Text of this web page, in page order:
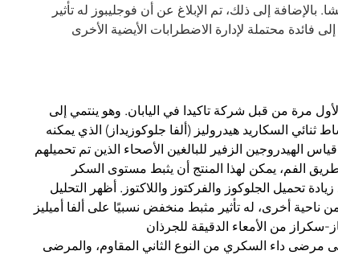
إلى ذلك، تم الإبلاغ عن أن فوجليبوز له تأثير
فائدة محتملة لإدارة الاضطرابات الأيضية الأخرى
مرة من قبل شركة تاكيدا في اليابان. وهو ينتمي إلى
السكاريد هيدروليز (ألفا جلوكوزيداز) الذي يمكنه
الهيدروجين الزفير للبالغين الأصحاء الذين تم تحميلهم
الفم، يمكن لهذا المنتج أن يثبط مستوى السكر
تحميل الجلوكوز والفركتوز واللاكتوز. أظهر التحليل
ناحية أخرى، له تأثير مثبط منخفض نسبيًا على ألفا أميليز
مرضى داء السكري من النوع الثاني المقاوم، والمرضى